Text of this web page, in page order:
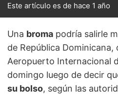
Este artículo es de hace 1 año
Una broma podría salirle
de República Dominicana,
Aeropuerto Internacional
domingo luego de decir
su bolso, según las